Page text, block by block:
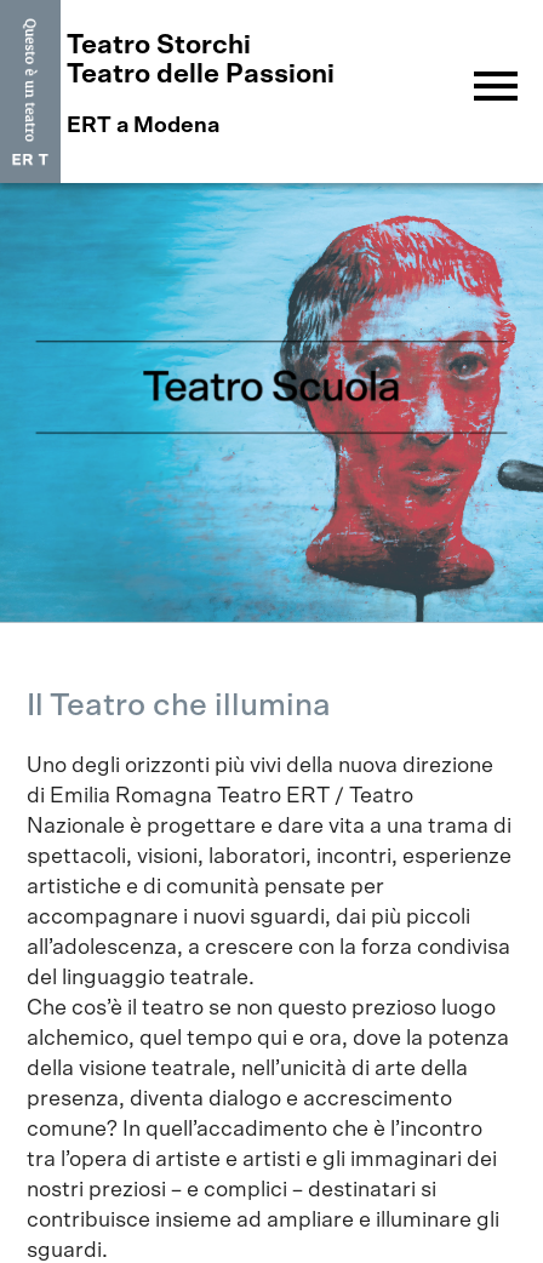
Teatro Storchi
Teatro delle Passioni
ERT a Modena
menu
Il Teatro che illumina
Uno degli orizzonti più vivi della nuova direzione
di Emilia Romagna Teatro ERT / Teatro
Nazionale è progettare e dare vita a una trama di
spettacoli, visioni, laboratori, incontri, esperienze
artistiche e di comunità pensate per
accompagnare i nuovi sguardi, dai più piccoli
all’adolescenza, a crescere con la forza condivisa
del linguaggio teatrale.
Che cos’è il teatro se non questo prezioso luogo
alchemico, quel tempo qui e ora, dove la potenza
della visione teatrale, nell’unicità di arte della
presenza, diventa dialogo e accrescimento
comune? In quell’accadimento che è l’incontro
tra l’opera di artiste e artisti e gli immaginari dei
nostri preziosi – e complici – destinatari si
contribuisce insieme ad ampliare e illuminare gli
sguardi.